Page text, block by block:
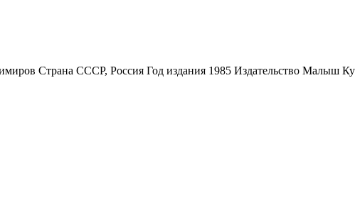
Страна СССР, Россия Год издания 1985 Издательство Малыш